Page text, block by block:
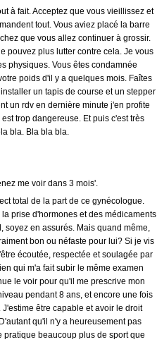
à fait. Acceptez que vous vieillissez et
tout. Vous aviez placé la barre
que vous allez continuer à grossir.
pouvez plus lutter contre cela. Je vous
physiques. Vous êtes condamnée
poids d'il y a quelques mois. Faîtes
un tapis de course et un stepper
un rdv en dernière minute j'en profite
trop dangereuse. Et puis c'est très
bla. Bla bla bla.
me voir dans 3 mois'.
total de la part de ce gynécologue.
prise d'hormones et des médicaments
en assurés. Mais quand même,
bon ou néfaste pour lui? Si je vis
écoutée, respectée et soulagée par
qui m'a fait subir le même examen
le voir pour qu'il me prescrive mon
pendant 8 ans, et encore une fois
être capable et avoir le droit
qu'il n'y a heureusement pas
pratique beaucoup plus de sport que